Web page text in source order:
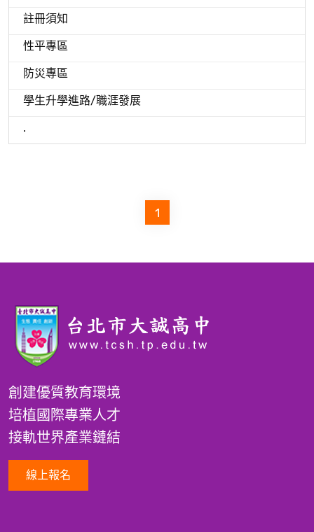
註冊須知
性平專區
防災專區
學生升學進路/職涯發展
.
1
創建優質教育環境
培植國際專業人才
接軌世界產業鏈結
線上報名